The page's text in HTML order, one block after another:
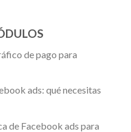
de pago para
ads: qué necesitas
de Facebook ads para